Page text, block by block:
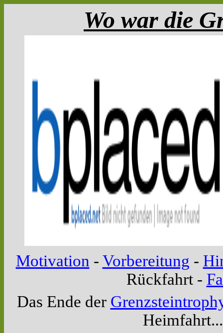
Wo war die
Motivation - Vorbereitung -
Rückfahrt-
Das Ende der
Heimfahrt...